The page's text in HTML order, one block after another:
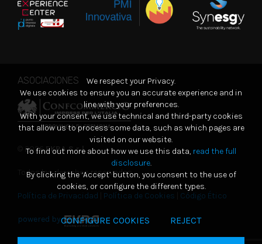
ASOCIACIONES
© 2026EKRA S.r.l.
Todos los derechos reservados
Política de Privacidad Política de Cookies Código Ético
powered by
We respect your Privacy.
We use cookies to ensure you an accurate experience and in
line with your preferences.
With your consent, we use technical and third-party cookies
that allow us to process some data, such as which pages are
visited on our website.
To find out more about how we use this data, read the full
disclosure.
By clicking the ‘Accept’ button, you consent to the use of
cookies, or configure the different types.
CONFIGURE COOKIES REJECT